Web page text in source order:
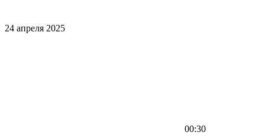
24 апреля 2025
00:30